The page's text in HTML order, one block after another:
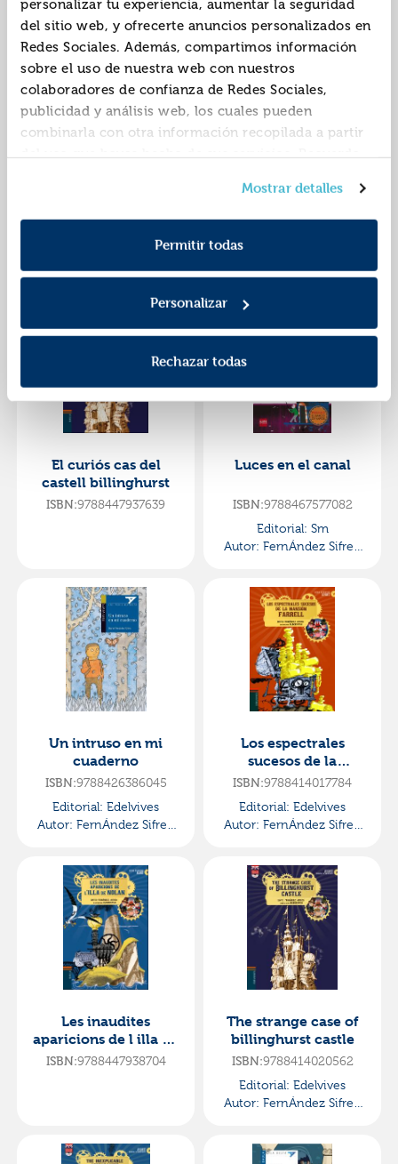
personalizar tu experiencia, aumentar la seguridad
del sitio web, y ofrecerte anuncios personalizados en
Redes Sociales. Además, compartimos información
sobre el uso de nuestra web con nuestros
colaboradores de confianza de Redes Sociales,
publicidad y análisis web, los cuales pueden
combinarla con otra información recopilada a partir
del uso que hayas hecho de sus servicios. Recuerda
consentimiento en cualquier momento. Para más
información consulta laPolítica de Cookiesy la
Política de Privacidad.
Mostrar detalles
Permitir todas
Personalizar
Rechazar todas
David David
mansion plus cd
Edelvives
Autor:FernÁndez Sifres,
¡que vienen los
Editorial:
Autor:FernÁndez Sifres,
El curiós cas del
castell billinghurst
ISBN:9788447937639
Luces en el canal
ISBN:9788467577082
Editorial: Sm
Autor: FernÁndez Sifres,
Un intruso en mi
cuaderno
ISBN:9788426386045
Editorial: Edelvives
Autor: FernÁndez Sifres,
Los espectrales
sucesos de la
mansión farrell
ISBN:9788414017784
Editorial: Edelvives
Autor: FernÁndez Sifres,
Les inaudites
aparicions de l illa de
nolan
ISBN:9788447938704
The strange case of
billinghurst castle
ISBN:9788414020562
Editorial: Edelvives
Autor: FernÁndez Sifres,